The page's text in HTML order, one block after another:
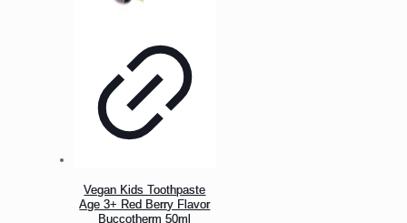
Vegan Kids Toothpaste
Age 3+ Red Berry Flavor
Buccotherm 50ml